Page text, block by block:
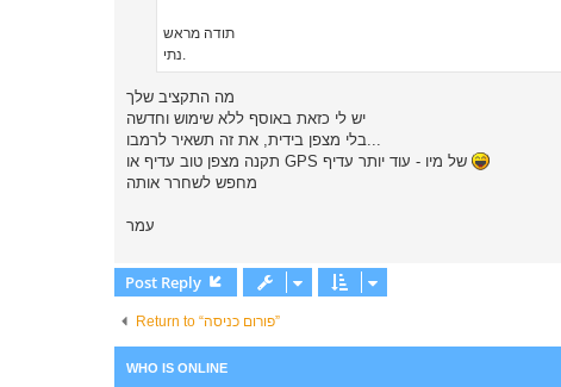
תודה מראש
נתי.
מה התקציב שלך
יש לי כזאת באוסף ללא שימוש וחדשה
בלי מצפן בידית, את זה תשאיר לרמבו...
מחפש לשחרר אותה
עמר
Post Reply
Return to “פורום כניסה”
WHO IS ONLINE